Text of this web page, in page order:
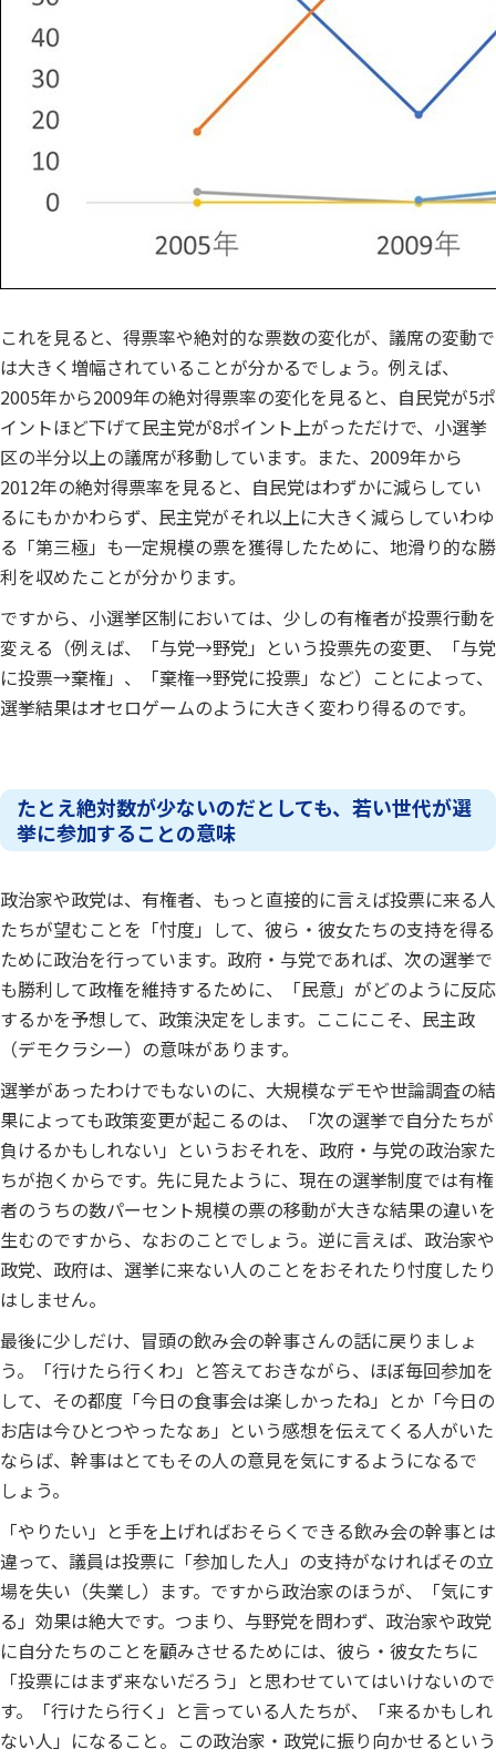
これを見ると、得票率や絶対的な票数の変化が、議席の変動で
は大きく増幅されていることが分かるでしょう。例えば、
2005年から2009年の絶対得票率の変化を見ると、自民党が5ポ
イントほど下げて民主党が8ポイント上がっただけで、小選挙
区の半分以上の議席が移動しています。また、2009年から
2012年の絶対得票率を見ると、自民党はわずかに減らしてい
るにもかかわらず、民主党がそれ以上に大きく減らしていわゆ
る「第三極」も一定規模の票を獲得したために、地滑り的な勝
利を収めたことが分かります。
ですから、小選挙区制においては、少しの有権者が投票行動を
変える（例えば、「与党→野党」という投票先の変更、「与党
に投票→棄権」、「棄権→野党に投票」など）ことによって、
選挙結果はオセロゲームのように大きく変わり得るのです。
たとえ絶対数が少ないのだとしても、若い世代が選
挙に参加することの意味
政治家や政党は、有権者、もっと直接的に言えば投票に来る人
たちが望むことを「忖度」して、彼ら・彼女たちの支持を得る
ために政治を行っています。政府・与党であれば、次の選挙で
も勝利して政権を維持するために、「民意」がどのように反応
するかを予想して、政策決定をします。ここにこそ、民主政
（デモクラシー）の意味があります。
選挙があったわけでもないのに、大規模なデモや世論調査の結
果によっても政策変更が起こるのは、「次の選挙で自分たちが
負けるかもしれない」というおそれを、政府・与党の政治家た
ちが抱くからです。先に見たように、現在の選挙制度では有権
者のうちの数パーセント規模の票の移動が大きな結果の違いを
生むのですから、なおのことでしょう。逆に言えば、政治家や
政党、政府は、選挙に来ない人のことをおそれたり忖度したり
はしません。
最後に少しだけ、冒頭の飲み会の幹事さんの話に戻りましょ
う。「行けたら行くわ」と答えておきながら、ほぼ毎回参加を
して、その都度「今日の食事会は楽しかったね」とか「今日の
お店は今ひとつやったなぁ」という感想を伝えてくる人がいた
ならば、幹事はとてもその人の意見を気にするようになるで
しょう。
「やりたい」と手を上げればおそらくできる飲み会の幹事とは
違って、議員は投票に「参加した人」の支持がなければその立
場を失い（失業し）ます。ですから政治家のほうが、「気にす
る」効果は絶大です。つまり、与野党を問わず、政治家や政党
に自分たちのことを顧みさせるためには、彼ら・彼女たちに
「投票にはまず来ないだろう」と思わせていてはいけないので
す。「行けたら行く」と言っている人たちが、「来るかもしれ
ない人」になること。この政治家・政党に振り向かせるという